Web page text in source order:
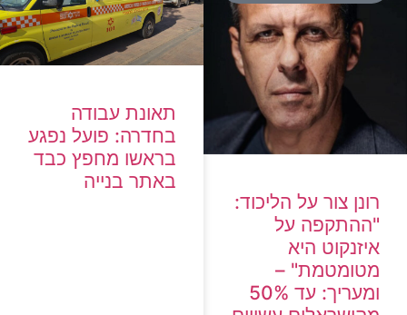
רונן צור על הליכוד:
"ההתקפה על
איזנקוט היא
מטומטמת" –
ומעריך: עד 50%
תאונת עבודה
בחדרה: פועל נפגע
בראשו מחפץ כבד
באתר בנייה